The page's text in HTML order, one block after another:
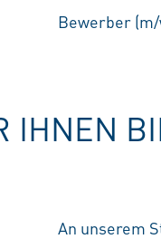
Bewerber
IHNEN
An unserem